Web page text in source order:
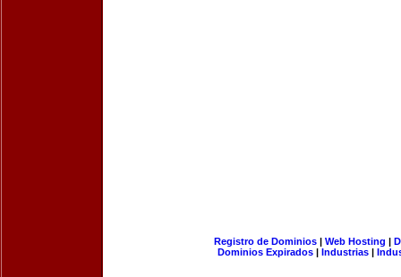
Registro de Dominios| Web Hosting |
Dominios Expirados | Industrias |